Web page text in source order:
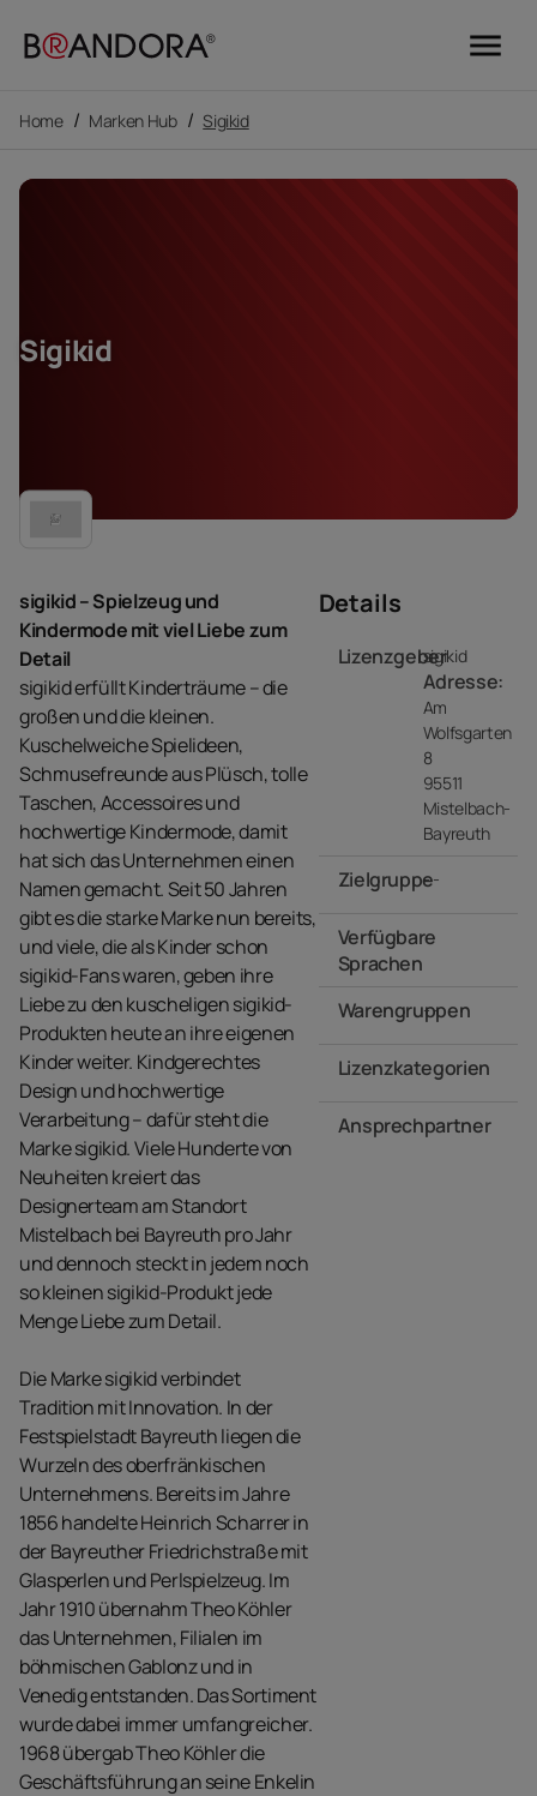
menu
Home / Marken Hub / Sigikid
Sigikid
sigikid – Spielzeug und
Kindermode mit viel Liebe zum
Detail
sigikid erfüllt Kinderträume – die
großen und die kleinen.
Kuschelweiche Spielideen,
Schmusefreunde aus Plüsch, tolle
Taschen, Accessoires und
hochwertige Kindermode, damit
hat sich das Unternehmen einen
Namen gemacht. Seit 50 Jahren
gibt es die starke Marke nun bereits,
und viele, die als Kinder schon
sigikid-Fans waren, geben ihre
Liebe zu den kuscheligen sigikid-
Produkten heute an ihre eigenen
Kinder weiter. Kindgerechtes
Design und hochwertige
Verarbeitung – dafür steht die
Marke sigikid. Viele Hunderte von
Neuheiten kreiert das
Designerteam am Standort
Mistelbach bei Bayreuth pro Jahr
und dennoch steckt in jedem noch
so kleinen sigikid-Produkt jede
Menge Liebe zum Detail.
Die Marke sigikid verbindet
Tradition mit Innovation. In der
Festspielstadt Bayreuth liegen die
Wurzeln des oberfränkischen
Unternehmens. Bereits im Jahre
1856 handelte Heinrich Scharrer in
der Bayreuther Friedrichstraße mit
Glasperlen und Perlspielzeug. Im
Jahr 1910 übernahm Theo Köhler
das Unternehmen, Filialen im
böhmischen Gablonz und in
Venedig entstanden. Das Sortiment
wurde dabei immer umfangreicher.
1968 übergab Theo Köhler die
Geschäftsführung an seine Enkelin
Details
Lizenzgebersigikid
Adresse:
Am
Wolfsgarten
8
95511
Mistelbach-
Bayreuth
Zielgruppe- -
Verfügbare
Sprachen
Warengruppen
- -
Lizenzkategorien
Ansprechpartner